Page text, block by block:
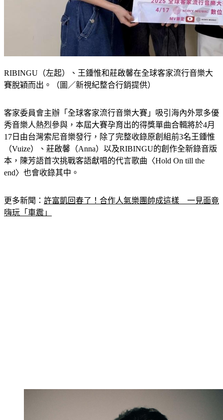
RIBINGU（左起）、王鍾惟和莊啟馨在全球客家流行音樂大
賽脫穎而出。（圖／新視紀整合行銷提供）
客家委員會主辦「全球客家流行音樂大賽」吸引海內外眾多優
秀音樂人熱烈參與，本屆大賽孕育出的得獎單曲合輯將於4月
17日由台灣索尼音樂發行，除了完整收錄原創組前3名王鍾惟
（Vuize）、莊啟馨（Anna）以及RIBINGU的創作全新錄音版
本，陳芳語首次挑戰客語獻唱的代言歌曲〈Hold On till the
end〉也會收錄其中。
更多新聞： 許富凱回春了！合作人氣樂團帥成這樣　一見面竟
嗨玩「車震」